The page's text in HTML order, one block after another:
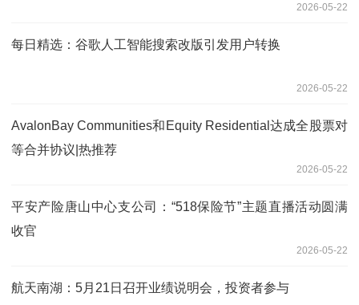
2026-05-22
每日精选：谷歌人工智能搜索改版引发用户转换
2026-05-22
AvalonBay Communities和Equity Residential达成全股票对
等合并协议|热推荐
2026-05-22
平安产险唐山中心支公司：“518保险节”主题直播活动圆满
收官
2026-05-22
航天南湖：5月21日召开业绩说明会，投资者参与